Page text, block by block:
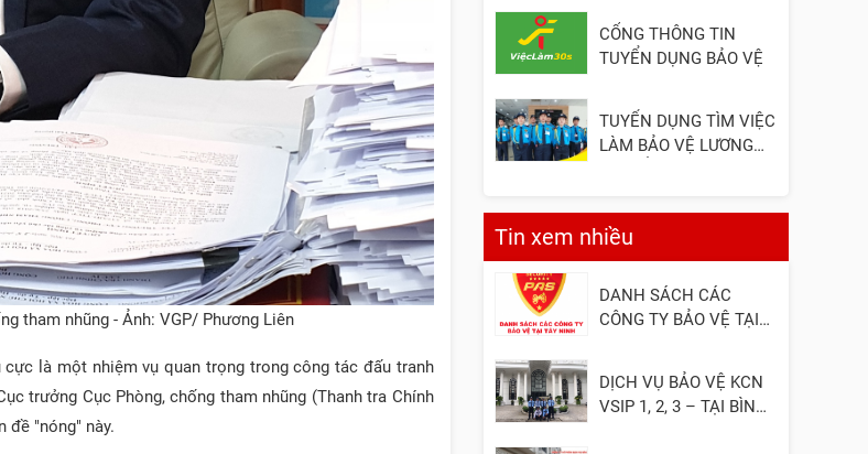
tham nhũng - Ảnh: VGP/ Phương Liên
là một nhiệm vụ quan trọng trong công tác đấu tranh
trưởng Cục Phòng, chống tham nhũng (Thanh tra Chính
đề "nóng" này.
CỔNG THÔNG TIN
TUYỂN DỤNG BẢO VỆ
TUYỂN DỤNG TÌM VIỆC
LÀM BẢO VỆ LƯƠNG
Tin xem nhiều
DANH SÁCH CÁC
CÔNG TY BẢO VỆ TẠI
DỊCH VỤ BẢO VỆ KCN
VSIP 1, 2, 3 – TẠI BÌNH